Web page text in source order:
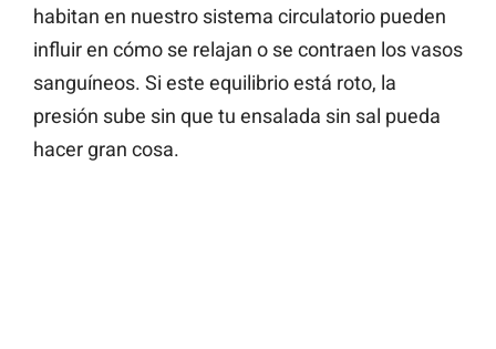
habitan en nuestro sistema circulatorio pueden
influir en cómo se relajan o se contraen los vasos
sanguíneos. Si este equilibrio está roto, la
presión sube sin que tu ensalada sin sal pueda
hacer gran cosa.